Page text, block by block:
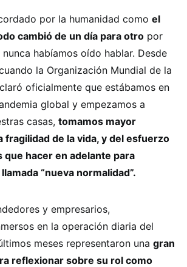
por la humanidad como el
cambió de un día para otro por
habíamos oído hablar. Desde
la Organización Mundial de la
oficialmente que estábamos en
global y empezamos a
casas, tomamos mayor
fragilidad de la vida, y del esfuerzo
que hacer en adelante para
“nueva normalidad”.
y empresarios,
en la operación diaria del
meses representaron una gran
reflexionar sobre su rol como